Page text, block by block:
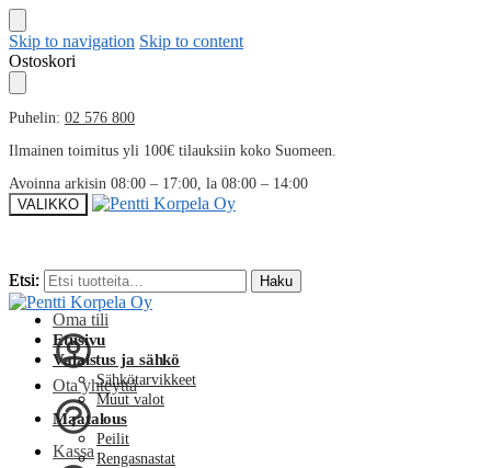
Skip to navigation Skip to content
Ostoskori
Puhelin: 02 576 800
Ilmainen toimitus yli 100€ tilauksiin koko Suomeen.
Avoinna arkisin 08:00 – 17:00, la 08:00 – 14:00
VALIKKO
Etsi: Haku
Oma tili
Ota yhteyttä
Kassa
Etsi: Haku
Etusivu
Valaistus ja sähkö
Sähkötarvikkeet
Muut valot
Maatalous
Peilit
Rengasnastat